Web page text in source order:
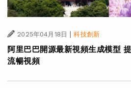
2025年04月18日 科技創新
阿里巴巴開源最新視頻生成模型
流暢視頻